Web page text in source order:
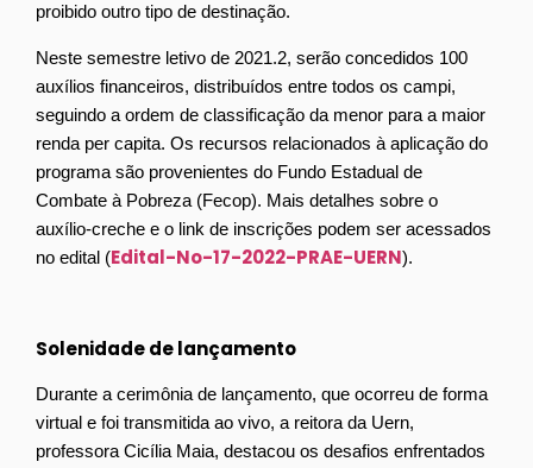
proibido outro tipo de destinação.
Neste semestre letivo de 2021.2, serão concedidos 100
auxílios financeiros, distribuídos entre todos os campi,
seguindo a ordem de classificação da menor para a maior
renda per capita. Os recursos relacionados à aplicação do
programa são provenientes do Fundo Estadual de
Combate à Pobreza (Fecop). Mais detalhes sobre o
auxílio-creche e o link de inscrições podem ser acessados
no edital (Edital-No-17-2022-PRAE-UERN).
Solenidade de lançamento
Durante a cerimônia de lançamento, que ocorreu de forma
virtual e foi transmitida ao vivo, a reitora da Uern,
professora Cicília Maia, destacou os desafios enfrentados